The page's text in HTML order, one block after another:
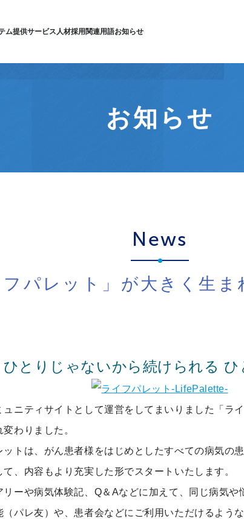
ム提供サービス 人材採用関連用語お知らせ
お知らせ
News
フパレット」が大きく生ま
ひとりじゃないから続けられる ひ
ュニティサイトとして運営をしてまいりました「ラ
わりました。
ットは、がん患者様をはじめとしたすべての病気の
、内容もより充実した形でスタートいたします。
リーや病気体験記、Q＆Aなどに加えて、同じ病気
（パレ友）や、患者会などにご利用いただけるよう